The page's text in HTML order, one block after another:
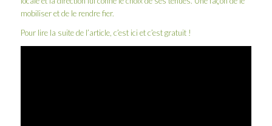
mobiliser et de le rendre fier.
Pour lire la suite de l’article, c’est ici et c’est gratuit !